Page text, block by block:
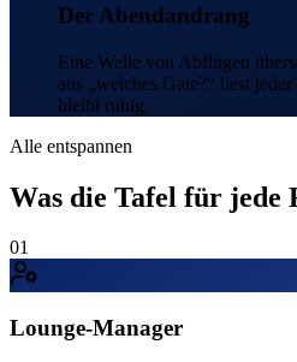
Der Abendandrang
Eine Welle von Abflügen
aus „welches Gate?“ liest
bleibt ruhig.
Alle entspannen
Was die Tafel für jede
01
Lounge-Manager